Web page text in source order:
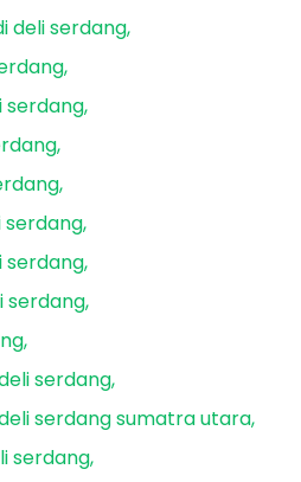
deli serdang
serdang
serdang
serdang
serdang
serdang
serdang sumatra utara
serdang